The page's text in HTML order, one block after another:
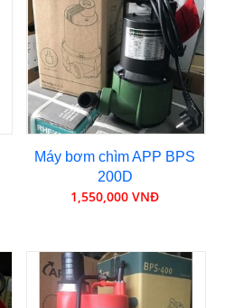
Máy bơm chìm APP BPS
200D
1,550,000 VNĐ